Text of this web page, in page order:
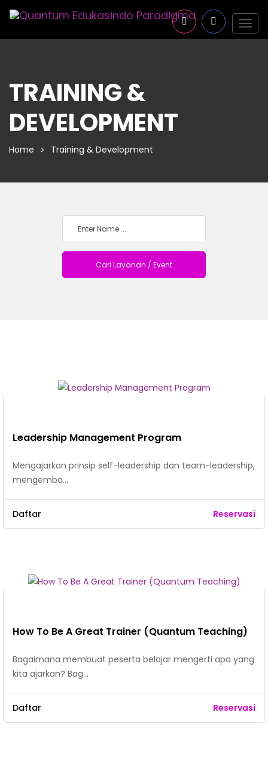
TRAINING &
DEVELOPMENT
Home Training & Development
Leadership Management Program
Mengajarkan prinsip self-leadership dan team-leadership,
mengemba…
Daftar Reservasi
How To Be A Great Trainer (Quantum Teaching)
Bagaimana membuat peserta belajar mengerti apa yang
kita ajarkan? Bag…
Daftar Reservasi